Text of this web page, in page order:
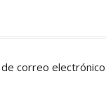
correo